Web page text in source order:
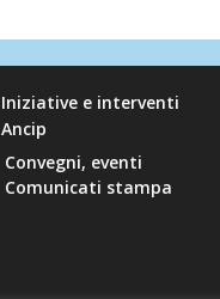
Iniziative e interventi
Ancip
Convegni, eventi
Comunicati stampa